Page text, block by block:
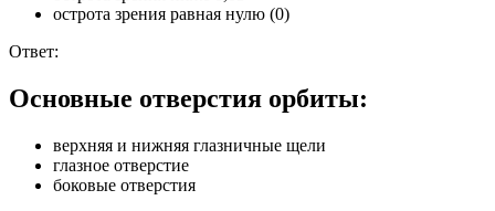
острота зрения равная нулю (0)
Ответ:
Основные отверстия орбиты:
верхняя и нижняя глазничные щели
глазное отверстие
боковые отверстия